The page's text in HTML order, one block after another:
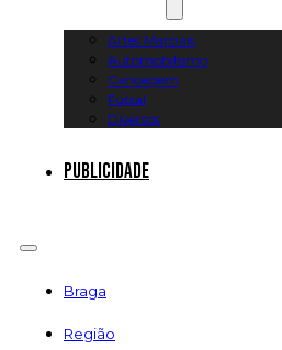
Artes Marciais
Automobilismo
Canoagem
Futsal
Diversos
Publicidade
Braga
Região